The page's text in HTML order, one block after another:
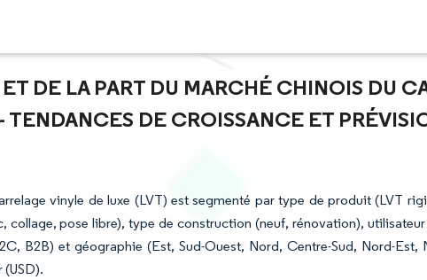
DE LA PART DU MARCHÉ CHINOIS DU
DE CROISSANCE ET
vinyle de luxe (LVT) est segmenté par type de produit (LVT
collage, pose libre), type de construction (neuf, rénovation),
B2B) et géographie (Est, Sud-Ouest, Nord, Centre-Sud, Nord-Est,